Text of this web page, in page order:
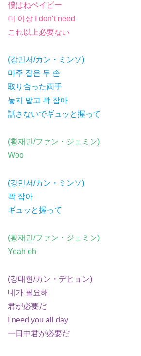
僕はねベイビー
더 이상 I don’t need
これ以上必要ない
(강민서/カン・ミンソ)
마주 잡은 두 손
取り合った両手
놓지 말고 꽉 잡아
話さないでギュッと握って
(황재민/ファン・ジェミン)
Woo
(강민서/カン・ミンソ)
꽉 잡아
ギュッと握って
(황재민/ファン・ジェミン)
Yeah eh
(강대현/カン・デヒョン)
네가 필요해
君が必要だ
I need you all day
一日中君が必要だ